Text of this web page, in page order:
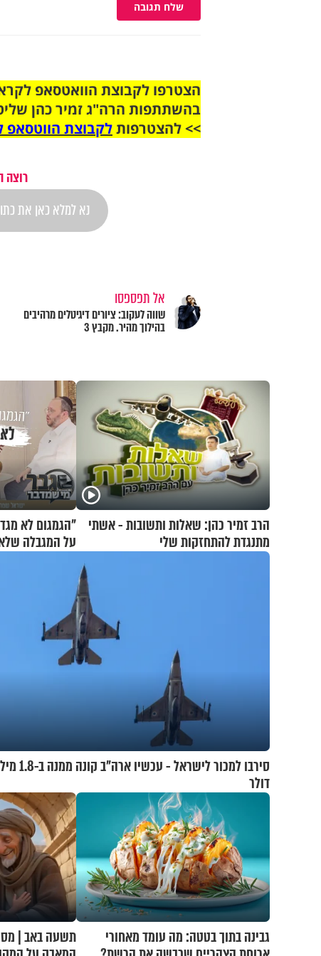
שלח תגובה
בהשתתפות הרה"ג זמיר כהן
>> להצטרפותלקבוצת הווטסאפ
רוצה
אל תפספסו
שווה לעקוב: ציורים דיגיטלים מרהיבים
בהילוך מהיר. מקבץ 3
הרב זמיר כהן: שאלות ותשובות - אשתי
מתנגדת להתחזקות שלי
"הגמגום לא
על המגבלה
סירבו למכור
דולר
גבינה בתוך בטטה: מה עומד מאחורי
תשעה באב |